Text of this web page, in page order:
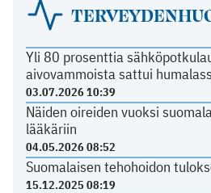
Yli 80 prosenttia
aivovammoista sattui
03.07.2026 10:39
Näiden oireiden vuoksi
lääkäriin
04.05.2026 08:52
Suomalaisen tehohoidon
15.12.2025 08:19